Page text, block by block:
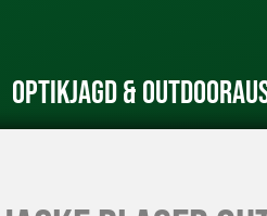
OptikJagd & Outdoor